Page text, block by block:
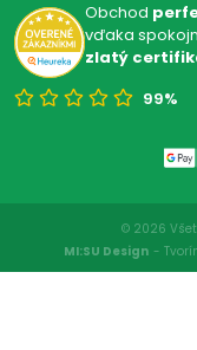
Obchod
vďaka
zlatý
99%
© 2026
MI:SU Design -